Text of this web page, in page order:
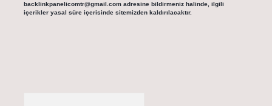
backlinkpanelicomtr@gmail.comadresine bildirmeniz halinde, ilgili
içerikler yasal süre içerisinde sitemizden kaldırılacaktır.